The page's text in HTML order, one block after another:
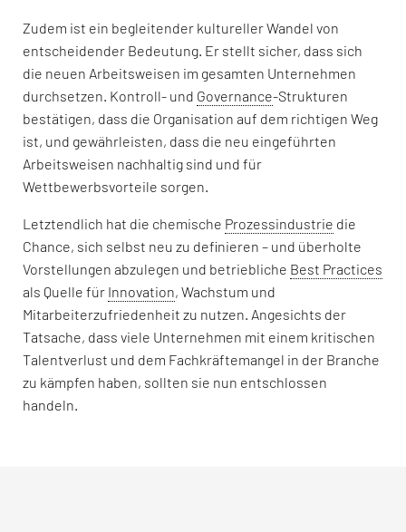
Zudem ist ein begleitender kultureller Wandel von
entscheidender Bedeutung. Er stellt sicher, dass sich
die neuen Arbeitsweisen im gesamten Unternehmen
durchsetzen. Kontroll- und Governance-Strukturen
bestätigen, dass die Organisation auf dem richtigen Weg
ist, und gewährleisten, dass die neu eingeführten
Arbeitsweisen nachhaltig sind und für
Wettbewerbsvorteile sorgen.
Letztendlich hat die chemische Prozessindustrie die
Chance, sich selbst neu zu definieren – und überholte
Vorstellungen abzulegen und betriebliche Best Practices
als Quelle für Innovation, Wachstum und
Mitarbeiterzufriedenheit zu nutzen. Angesichts der
Tatsache, dass viele Unternehmen mit einem kritischen
Talentverlust und dem Fachkräftemangel in der Branche
zu kämpfen haben, sollten sie nun entschlossen
handeln.